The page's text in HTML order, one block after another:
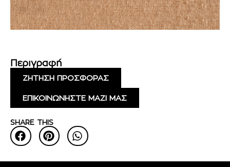
Περιγραφή
ΖΗΤΗΣΗ ΠΡΟΣΦΟΡΑΣ
ΕΠΙΚΟΙΝΩΝΗΣΤΕ ΜΑΖΙ ΜΑΣ
SHARE THIS